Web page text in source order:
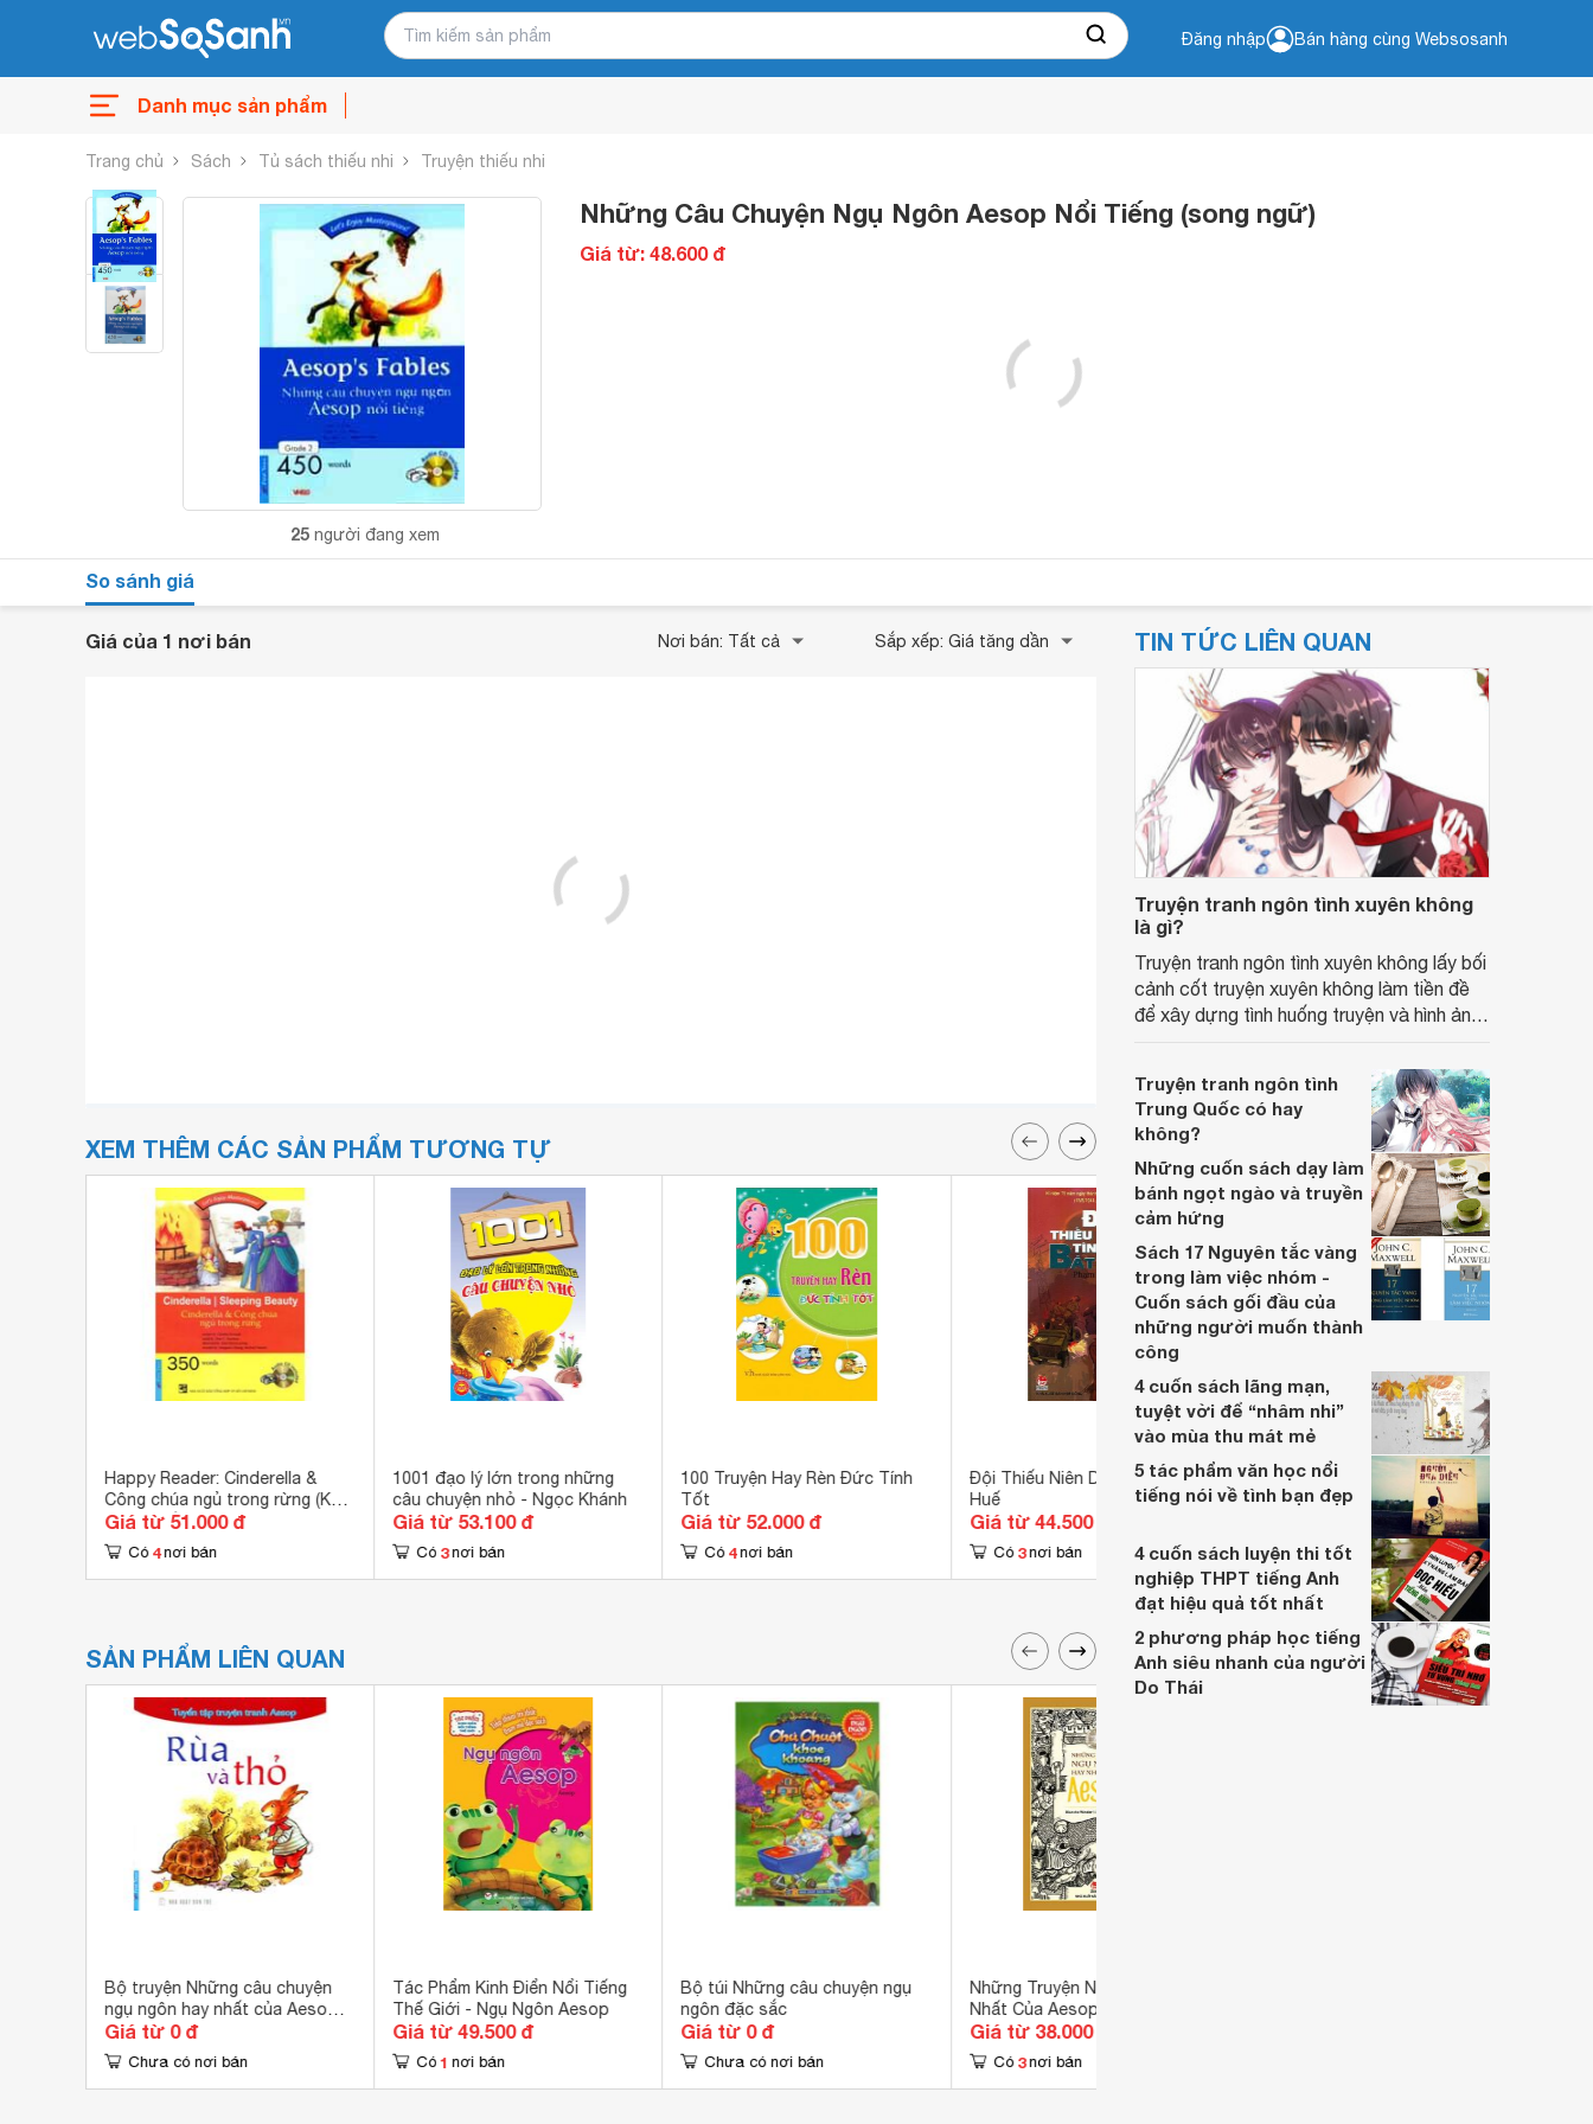
Đăng nhập Bán hàng cùng Websosanh
Danh mục sản phẩm
Trang chủ Sách Tủ sách thiếu nhi Truyện thiếu nhi
25 người đang xem
Những Câu Chuyện Ngụ Ngôn Aesop Nổi Tiếng (song ngữ)
Giá từ: 48.600 đ
So sánh giá
Giá của 1 nơi bán Nơi bán: Tất cả Sắp xếp: Giá tăng dần
XEM THÊM CÁC SẢN PHẨM TƯƠNG TỰ
Happy Reader: Cinderella &
Công chúa ngủ trong rừng (Kèm
CD) - Nhiều Tác Giả
Giá từ 51.000 đ
Có 4 nơi bán
1001 đạo lý lớn trong những
câu chuyện nhỏ - Ngọc Khánh
Giá từ 53.100 đ
Có 3 nơi bán
100 Truyện Hay Rèn Đức Tính
Tốt
Giá từ 52.000 đ
Có 4 nơi bán
Đội Thiếu Niên Du Kích Thành
Huế
Giá từ 44.500 đ
Có 3 nơi bán
Thần thoại Hy Lạp - Tập 7 - Số
phận và những bi kịch
Giá từ 50.400 đ
Có 4 nơi bán
SẢN PHẨM LIÊN QUAN
Bộ truyện Những câu chuyện
ngụ ngôn hay nhất của Aesop -
Aesop
Giá từ 0 đ
Chưa có nơi bán
Tác Phẩm Kinh Điển Nổi Tiếng
Thế Giới - Ngụ Ngôn Aesop
Giá từ 49.500 đ
Có 1 nơi bán
Bộ túi Những câu chuyện ngụ
ngôn đặc sắc
Giá từ 0 đ
Chưa có nơi bán
Những Truyện Ngụ Ngôn Hay
Nhất Của Aesop
Giá từ 38.000 đ
Có 3 nơi bán
TIN TỨC LIÊN QUAN
Truyện tranh ngôn tình xuyên không
là gì?
Truyện tranh ngôn tình xuyên không lấy bối
cảnh cốt truyện xuyên không làm tiền đề
để xây dựng tình huống truyện và hình ảnh
Truyện tranh ngôn tình
Trung Quốc có hay
không?
Những cuốn sách dạy làm
bánh ngọt ngào và truyền
cảm hứng
Sách 17 Nguyên tắc vàng
trong làm việc nhóm -
Cuốn sách gối đầu của
những người muốn thành
công
4 cuốn sách lãng mạn,
tuyệt vời để “nhâm nhi”
vào mùa thu mát mẻ
5 tác phẩm văn học nổi
tiếng nói về tình bạn đẹp
4 cuốn sách luyện thi tốt
nghiệp THPT tiếng Anh
đạt hiệu quả tốt nhất
2 phương pháp học tiếng
Anh siêu nhanh của người
Do Thái